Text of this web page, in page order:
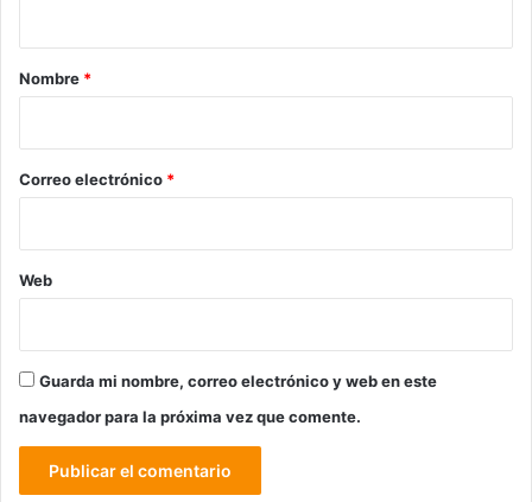
r
*
Nombre *
Correo electrónico *
Web
Guarda mi nombre, correo electrónico y web en este
navegador para la próxima vez que comente.